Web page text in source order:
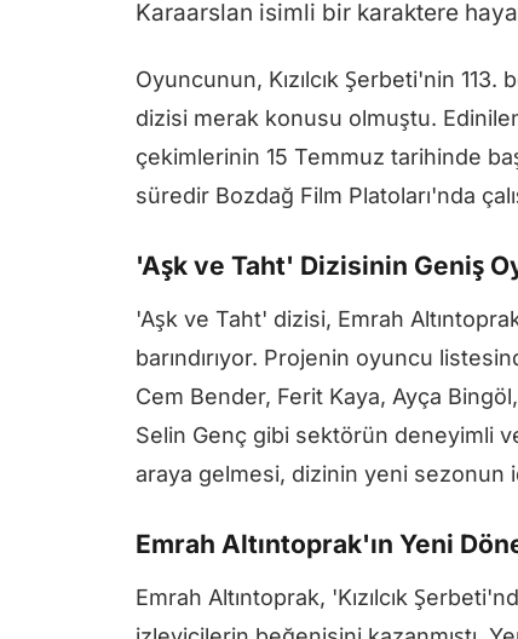
Karaarslan isimli bir karaktere
Oyuncunun, Kızılcık Şerbeti'nin
dizisi merak konusu olmuştu.
çekimlerinin 15 Temmuz tarihinde
süredir Bozdağ Film Platoları'nda
'Aşk ve Taht' Dizisinin Geniş
'Aşk ve Taht' dizisi, Emrah
barındırıyor. Projenin oyuncu
Cem Bender, Ferit Kaya, Ayça
Selin Genç gibi sektörün deneyimli
araya gelmesi, dizinin yeni sezonun
Emrah Altıntoprak'ın Yeni
Emrah Altıntoprak, 'Kızılcık